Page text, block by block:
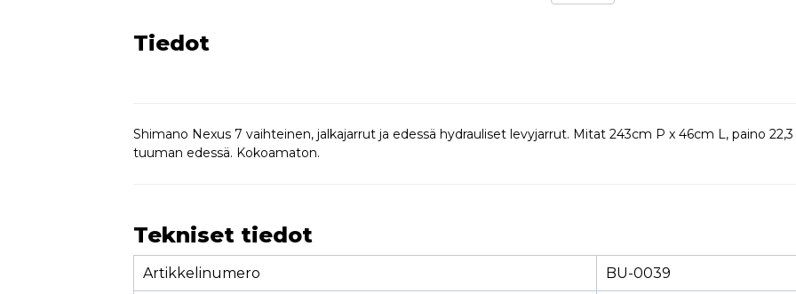
Tiedot
Shimano Nexus 7 vaihteinen, jalkajarrut ja edessä hydrauliset levyjarrut. Mitat 243cm P x 46cm L, paino
tuuman edessä. Kokoamaton.
Tekniset tiedot
Artikkelinumero BU-0039